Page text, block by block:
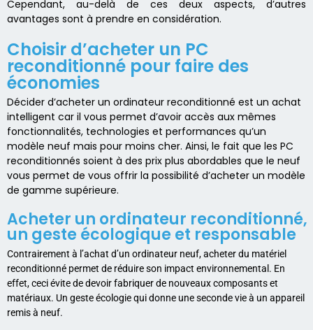
Cependant, au-delà de ces deux aspects, d’autres
avantages sont à prendre en considération.
Choisir d’acheter un PC
reconditionné pour faire des
économies
Décider d’acheter un ordinateur reconditionné est un achat
intelligent car il vous permet d’avoir accès aux mêmes
fonctionnalités, technologies et performances qu’un
modèle neuf mais pour moins cher. Ainsi, le fait que les PC
reconditionnés soient à des prix plus abordables que le neuf
vous permet de vous offrir la possibilité d’acheter un modèle
de gamme supérieure.
Acheter un ordinateur reconditionné,
un geste écologique et responsable
Contrairement à l’achat d’un ordinateur neuf, acheter du matériel
reconditionné permet de réduire son impact environnemental. En
effet, ceci évite de devoir fabriquer de nouveaux composants et
matériaux. Un geste écologie qui donne une seconde vie à un appareil
remis à neuf.